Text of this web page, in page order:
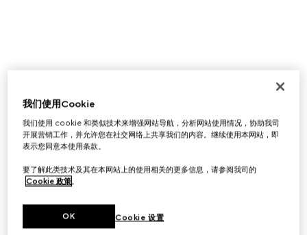
我们使用Cookie
我们使用 cookie 和类似技术来增强网站导航，分析网站使用情况，协助我司
开展营销工作，并允许您在社交网络上共享我们的内容。继续使用本网站，即
表示您同意本使用条款。
要了解此类技术及其在本网站上的使用相关的更多信息，请参阅我司的
Cookie 政策。
Cookie 设置
OK